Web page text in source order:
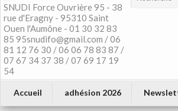
SNUDI Force Ouvrière 95 - 38
rue d'Eragny - 95310 Saint
Ouen l'Aumône - 01 30 32 83
85 95snudifo@gmail.com / 06
81 12 76 30 / 06 06 78 83 87 /
07 67 34 37 38 / 07 69 17 19
54
Accueil adhésion 2026